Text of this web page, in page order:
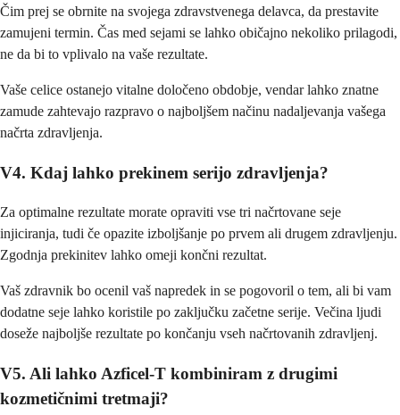
Čim prej se obrnite na svojega zdravstvenega delavca, da prestavite
zamujeni termin. Čas med sejami se lahko običajno nekoliko prilagodi,
ne da bi to vplivalo na vaše rezultate.
Vaše celice ostanejo vitalne določeno obdobje, vendar lahko znatne
zamude zahtevajo razpravo o najboljšem načinu nadaljevanja vašega
načrta zdravljenja.
V4. Kdaj lahko prekinem serijo zdravljenja?
Za optimalne rezultate morate opraviti vse tri načrtovane seje
injiciranja, tudi če opazite izboljšanje po prvem ali drugem zdravljenju.
Zgodnja prekinitev lahko omeji končni rezultat.
Vaš zdravnik bo ocenil vaš napredek in se pogovoril o tem, ali bi vam
dodatne seje lahko koristile po zaključku začetne serije. Večina ljudi
doseže najboljše rezultate po končanju vseh načrtovanih zdravljenj.
V5. Ali lahko Azficel-T kombiniram z drugimi
kozmetičnimi tretmaji?